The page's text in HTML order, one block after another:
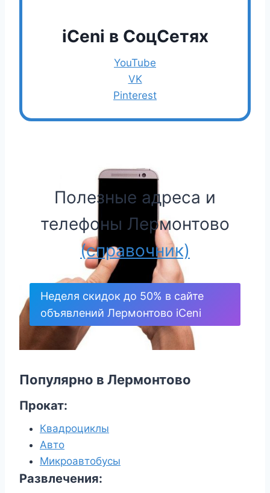
iCeni в CоцCетях
YouTube
VK
Pinterest
Полезные адреса и
телефоны Лермонтово
(cправочник)
Неделя скидок до 50% в сайте
объявлений Лермонтово iCeni
Популярно в Лермонтово
Прокат:
Квадроциклы
Авто
Микроавтобусы
Развлечения: